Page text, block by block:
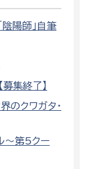
陽師」自筆
集終了】
のクワガタ・
～第5クー